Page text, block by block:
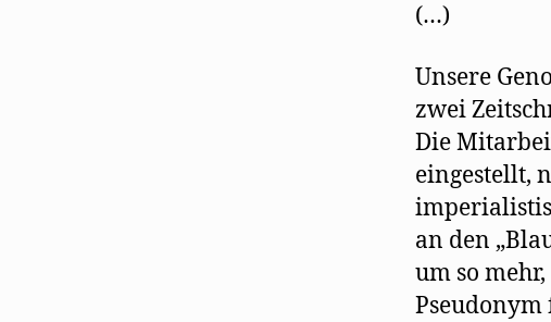
(…)
Unsere
zwei
Die
eingestellt,
an den
um so